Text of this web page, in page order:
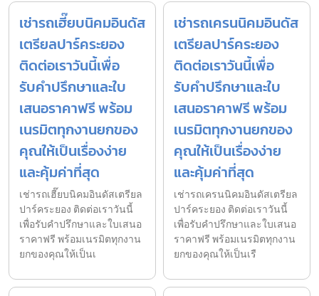
เช่ารถเฮี๊ยบนิคมอินดัส
เตรียลปาร์คระยอง
ติดต่อเราวันนี้เพื่อ
รับคำปรึกษาและใบ
เสนอราคาฟรี พร้อม
เนรมิตทุกงานยกของ
คุณให้เป็นเรื่องง่าย
และคุ้มค่าที่สุด
เช่ารถเฮี๊ยบนิคมอินดัสเตรียล
ปาร์คระยอง ติดต่อเราวันนี้
เพื่อรับคำปรึกษาและใบเสนอ
ราคาฟรี พร้อมเนรมิตทุกงาน
ยกของคุณให้เป็นเ
เช่ารถเครนนิคมอินดัส
เตรียลปาร์คระยอง
ติดต่อเราวันนี้เพื่อ
รับคำปรึกษาและใบ
เสนอราคาฟรี พร้อม
เนรมิตทุกงานยกของ
คุณให้เป็นเรื่องง่าย
และคุ้มค่าที่สุด
เช่ารถเครนนิคมอินดัสเตรียล
ปาร์คระยอง ติดต่อเราวันนี้
เพื่อรับคำปรึกษาและใบเสนอ
ราคาฟรี พร้อมเนรมิตทุกงาน
ยกของคุณให้เป็นเรื